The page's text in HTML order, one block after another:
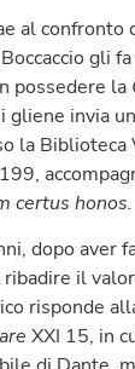
al confronto
gli
possedere la
gliene invia
la Biblioteca
certus honos.
dopo aver
ribadire il
risponde
XXI 15, in